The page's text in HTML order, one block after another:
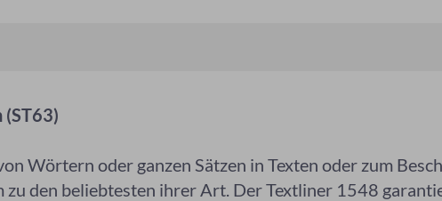
Wörtern oder ganzen Sätzen in Texten oder zum
zu den beliebtesten ihrer Art. Der Textliner 1548